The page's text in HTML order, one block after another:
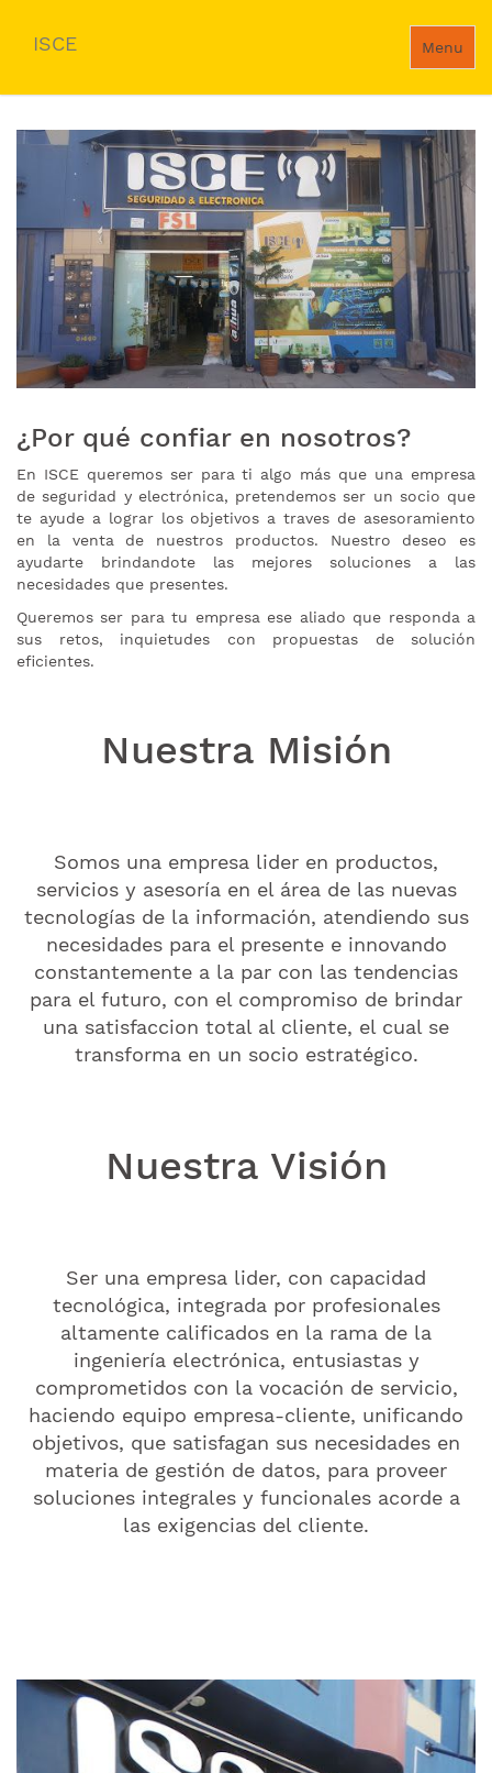
Menu
ISCE
¿Por qué confiar en nosotros?
En ISCE queremos ser para ti algo más que una empresa
de seguridad y electrónica, pretendemos ser un socio que
te ayude a lograr los objetivos a traves de asesoramiento
en la venta de nuestros productos. Nuestro deseo es
ayudarte brindandote las mejores soluciones a las
necesidades que presentes.
Queremos ser para tu empresa ese aliado que responda a
sus retos, inquietudes con propuestas de solución
eficientes.
Nuestra Misión
Somos una empresa lider en productos,
servicios y asesoría en el área de las nuevas
tecnologías de la información, atendiendo sus
necesidades para el presente e innovando
constantemente a la par con las tendencias
para el futuro, con el compromiso de brindar
una satisfaccion total al cliente, el cual se
transforma en un socio estratégico.
Nuestra Visión
Ser una empresa lider, con capacidad
tecnológica, integrada por profesionales
altamente calificados en la rama de la
ingeniería electrónica, entusiastas y
comprometidos con la vocación de servicio,
haciendo equipo empresa-cliente, unificando
objetivos, que satisfagan sus necesidades en
materia de gestión de datos, para proveer
soluciones integrales y funcionales acorde a
las exigencias del cliente.